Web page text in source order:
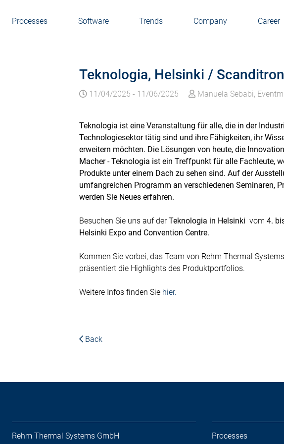
Processes Software Trends Company Career
Teknologia, Helsinki /
11/04/2025 - 11/06/2025 Manuela Sebabi,
Teknologia ist eine Veranstaltung für alle, die in der
Technologiesektor tätig sind und ihre Fähigkeiten, ihr
erweitern möchten. Die Lösungen von heute, die
Macher - Teknologia ist ein Treffpunkt für alle Fachleute,
Produkte unter einem Dach zu sehen sind. Auf der
umfangreichen Programm an verschiedenen Seminaren,
werden Sie Neues erfahren.
Besuchen Sie uns auf derTeknologia in Helsinki vom 4.
Helsinki Expo and Convention Centre.
Kommen Sie vorbei, das Team von Rehm Thermal
präsentiert die Highlights des Produktportfolios.
Weitere Infos finden Sie hier.
Back
Rehm Thermal Systems GmbH
Processes